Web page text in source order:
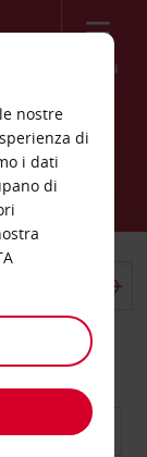
Menù
nostre
di
i dati
di